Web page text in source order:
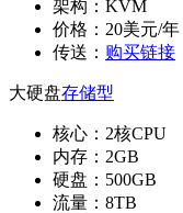
架构：KVM
价格：20美元/年
传送： 购买链接
大硬盘存储型
核心：2核CPU
内存：2GB
硬盘：500GB
流量：8TB